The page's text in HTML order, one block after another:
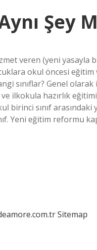
Şey
veren (yeni yasayla
okul öncesi
sınıflar? Genel
ilkokula hazırlık
sınıf arasındaki
Yeni eğitim reformu
Sitemap